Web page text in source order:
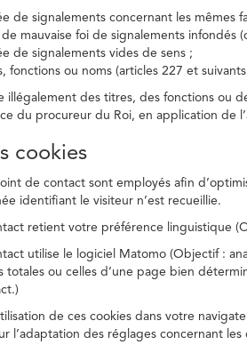
de signalements concernant les mêmes
mauvaise foi de signalements infondés
de signalements vides de sens ;
fonctions ou noms (articles 227 et
illégalement des titres, des fonctions ou
du procureur du Roi, en application de
cookies
de contact sont employés afin
identifiant le visiteur n’est recueillie.
retient votre préférence linguistique
utilise le logiciel Matomo (Objectif :
totales ou celles d’une page bien
de ces cookies dans votre
l’adaptation des réglages concernant